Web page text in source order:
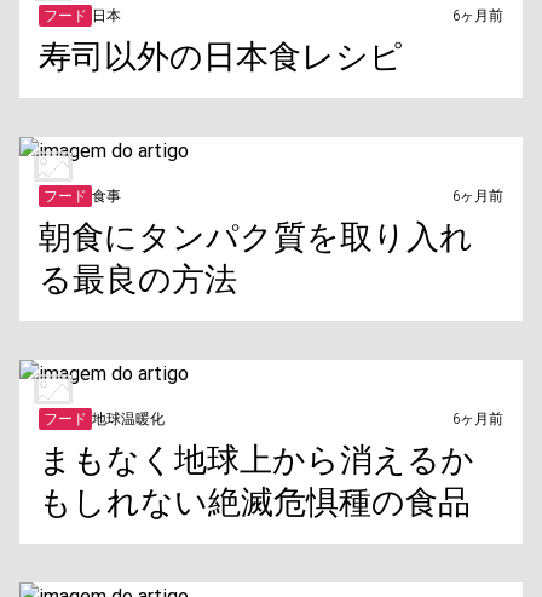
フード 日本 6ヶ月前
寿司以外の日本食レシピ
フード 食事 6ヶ月前
朝食にタンパク質を取り入れ
る最良の方法
フード 地球温暖化 6ヶ月前
まもなく地球上から消えるか
もしれない絶滅危惧種の食品